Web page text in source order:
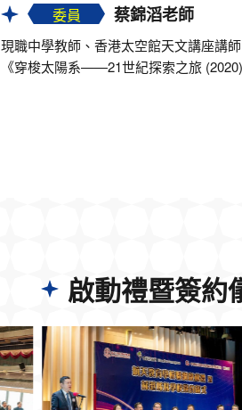
委員 蔡錦滔老師
現職中學教師、香港太空館天文講座講
《穿梭太陽系——21世紀探索之旅
啟動禮暨簽約